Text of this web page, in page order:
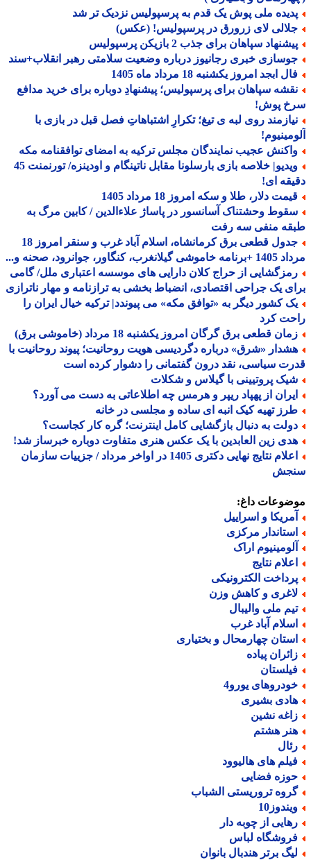
ملی پوش یک قدم به پرسپولیس نزدیک تر شد
لای زرورق در پرسپولیس! (عکس)
سپاهان برای جذب 2 بازیکن پرسپولیس
خبری رجانیوز درباره وضعیت سلامتی رهبر انقلاب+سند
ابجد امروز یکشنبه 18 مرداد ماه 1405
سپاهان برای پرسپولیس؛ پیشنهادِ دوباره برای خرید مدافع
پوش!
روی لبه ی تیغ؛ تکرارِ اشتباهاتِ فصل قبل در بازی با
عجیب نمایندگان مجلس ترکیه به امضای توافقنامه مکه
ویدیو| خلاصه بازی بارسلونا مقابل ناتینگام و اودینزه/ تورنمنت 45
ای!
دلار، طلا و سکه امروز 18 مرداد 1405
وحشتناک آسانسور در پاساژ علاءالدین / کابین مرگ به
منفی سه رفت
جدول قطعی برق کرمانشاه، اسلام آباد غرب و سنقر امروز 18
کنگاور، جوانرود، صحنه و...
از حراج کلان دارایی های موسسه اعتباری ملل/ گامی
یک جراحی اقتصادی، انضباط بخشی به ترازنامه و مهار ناترازی
کشور دیگر به «توافق مکه» می پیوندد| ترکیه خیال ایران را
کرد
قطعی برق گرگان امروز یکشنبه 18 مرداد (خاموشی برق)
«شرق» درباره دگردیسی هویت روحانیت؛ پیوند روحانیت با
سیاسی، نقد درون گفتمانی را دشوار کرده است
پروتیینی با گیلاس و شکلات
از پهپاد ریپر و هرمس چه اطلاعاتی به دست می آورد؟
تهیه کیک انبه ای ساده و مجلسی در خانه
به دنبال بازگشایی کامل اینترنت؛ گره کار کجاست؟
زین العابدین با یک عکس هنری متفاوت دوباره خبرساز شد!
اعلام نتایج نهایی دکتری 1405 در اواخر مرداد / جزییات سازمان
داغ:
و اسراییل
مرکزی
اراک
نتایج
الکترونیکی
و کاهش وزن
ملی والیبال
آباد غرب
چهارمحال و بختیاری
پیاده
یورو4
بشیری
نشین
هشتم
های هالیوود
فضایی
تروریستی الشباب
از چوبه دار
لباس
برتر هندبال بانوان